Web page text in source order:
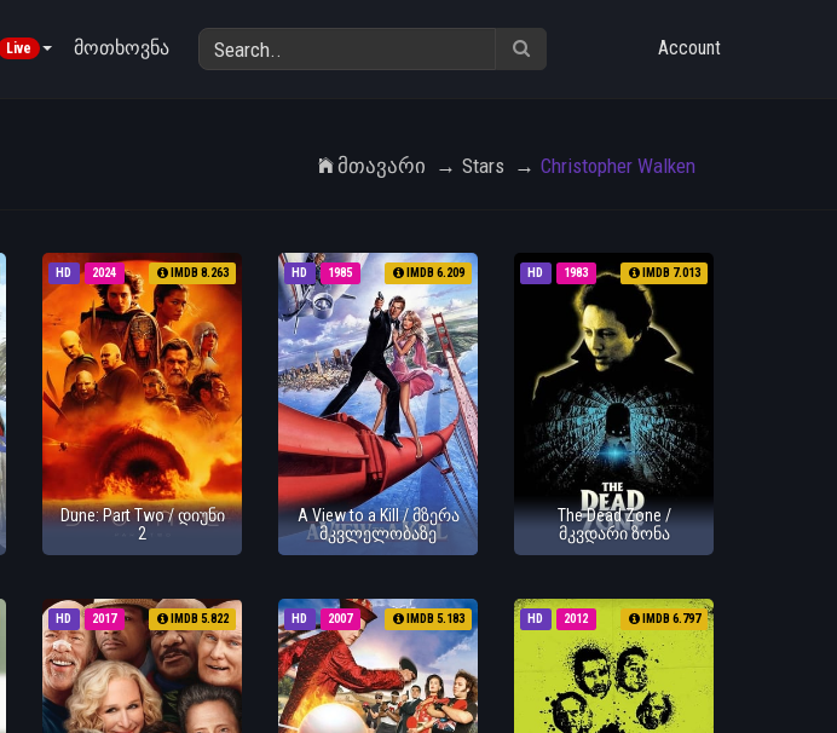
Live მოთხოვნა Account
Მთავარი Stars Christopher Walken
HD 2024 IMDB 8.263
Dune: Part Two / დიუნი
2
HD 1985 IMDB 6.209
A View to a Kill / მზერა
მკვლელობაზე
HD 1983 IMDB 7.013
The Dead Zone /
მკვდარი ზონა
HD 2017 IMDB 5.822 HD 2007 IMDB 5.183 HD 2012 IMDB 6.797